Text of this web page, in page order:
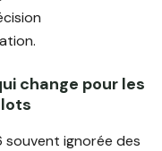
change pour les
ignorée des